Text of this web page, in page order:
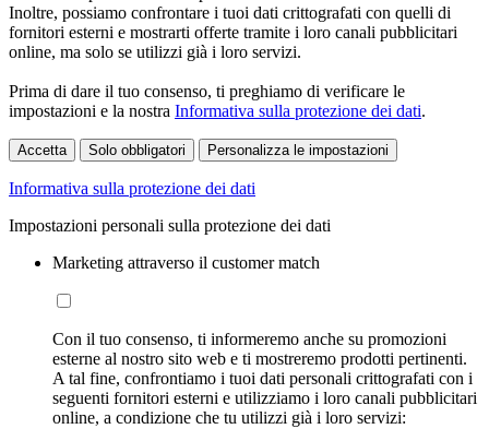
Inoltre, possiamo confrontare i tuoi dati crittografati con quelli di
fornitori esterni e mostrarti offerte tramite i loro canali pubblicitari
online, ma solo se utilizzi già i loro servizi.
Prima di dare il tuo consenso, ti preghiamo di verificare le
impostazioni e la nostra Informativa sulla protezione dei dati.
Accetta Solo obbligatori Personalizza le impostazioni
Informativa sulla protezione dei dati
Impostazioni personali sulla protezione dei dati
Marketing attraverso il customer match
Con il tuo consenso, ti informeremo anche su promozioni
esterne al nostro sito web e ti mostreremo prodotti pertinenti.
A tal fine, confrontiamo i tuoi dati personali crittografati con i
seguenti fornitori esterni e utilizziamo i loro canali pubblicitari
online, a condizione che tu utilizzi già i loro servizi: